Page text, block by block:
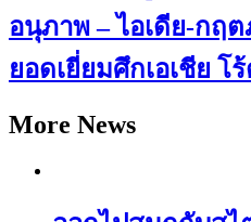
อนุภาพ – ไอเดีย-กฤ
ยอดเยี่ยมศึกเอเชีย โ
More News